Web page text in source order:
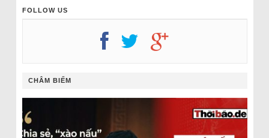
FOLLOW US
CHÂM BIẾM